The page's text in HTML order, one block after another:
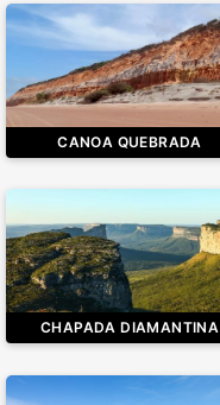
CANOA QUEBRADA
CHAPADA DIAMANTINA